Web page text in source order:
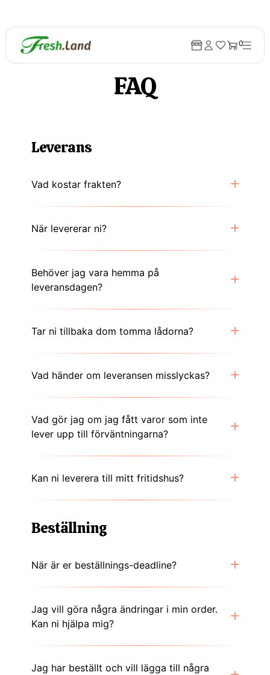
0
FAQ
Leverans
Vad kostar frakten?
När levererar ni?
Behöver jag vara hemma på
leveransdagen?
Tar ni tillbaka dom tomma lådorna?
Vad händer om leveransen misslyckas?
Vad gör jag om jag fått varor som inte
lever upp till förväntningarna?
Kan ni leverera till mitt fritidshus?
Beställning
När är er beställnings-deadline?
Jag vill göra några ändringar i min order.
Kan ni hjälpa mig?
Jag har beställt och vill lägga till några